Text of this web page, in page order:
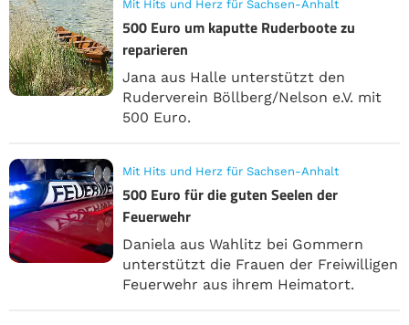
Mit Hits und Herz für Sachsen-Anhalt
500 Euro um kaputte Ruderboote zu
reparieren
Jana aus Halle unterstützt den
Ruderverein Böllberg/Nelson e.V. mit
500 Euro.
Mit Hits und Herz für Sachsen-Anhalt
500 Euro für die guten Seelen der
Feuerwehr
Daniela aus Wahlitz bei Gommern
unterstützt die Frauen der Freiwilligen
Feuerwehr aus ihrem Heimatort.